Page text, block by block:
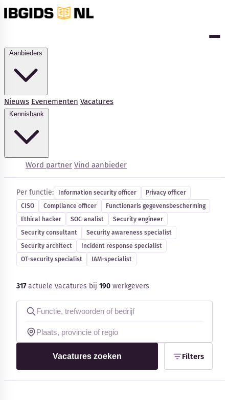
Nieuws Evenementen Vacatures
Word partner Vind aanbieder
Kennisbank
Blog
Bedrijfsupdates
Externe bronnen
Woordenboek
Auteurs
Cybersecurity-vacatures
Per functie: Information security officer
Privacy officer
CISO
Compliance officer
Functionaris gegevensbescherming
Ethical hacker
SOC-analist
Security engineer
Security consultant
Security awareness specialist
Security architect
Incident response specialist
OT-security specialist
IAM-specialist
317actuele vacatures bij 190 werkgevers
Vacatures zoeken Filters